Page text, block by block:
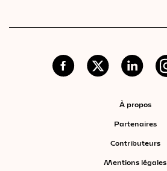
À propos
Partenaires
Contributeurs
Mentions légales